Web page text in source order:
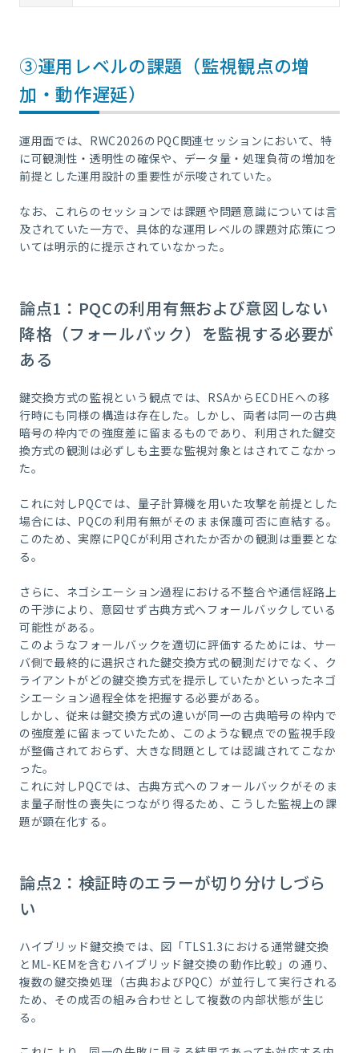
③運用レベルの課題（監視観点の増
加・動作遅延）
運用面では、RWC2026のPQC関連セッションにおいて、特
に可観測性・透明性の確保や、データ量・処理負荷の増加を
前提とした運用設計の重要性が示唆されていた。
なお、これらのセッションでは課題や問題意識については言
及されていた一方で、具体的な運用レベルの課題対応策につ
いては明示的に提示されていなかった。
論点1：PQCの利用有無および意図しない
降格（フォールバック）を監視する必要が
ある
鍵交換方式の監視という観点では、RSAからECDHEへの移
行時にも同様の構造は存在した。しかし、両者は同一の古典
暗号の枠内での強度差に留まるものであり、利用された鍵交
換方式の観測は必ずしも主要な監視対象とはされてこなかっ
た。
これに対しPQCでは、量子計算機を用いた攻撃を前提とした
場合には、PQCの利用有無がそのまま保護可否に直結する。
このため、実際にPQCが利用されたか否かの観測は重要とな
る。
さらに、ネゴシエーション過程における不整合や通信経路上
の干渉により、意図せず古典方式へフォールバックしている
可能性がある。
このようなフォールバックを適切に評価するためには、サー
バ側で最終的に選択された鍵交換方式の観測だけでなく、ク
ライアントがどの鍵交換方式を提示していたかといったネゴ
シエーション過程全体を把握する必要がある。
しかし、従来は鍵交換方式の違いが同一の古典暗号の枠内で
の強度差に留まっていたため、このような観点での監視手段
が整備されておらず、大きな問題としては認識されてこなか
った。
これに対しPQCでは、古典方式へのフォールバックがそのま
ま量子耐性の喪失につながり得るため、こうした監視上の課
題が顕在化する。
論点2：検証時のエラーが切り分けしづら
い
ハイブリッド鍵交換では、図「TLS1.3における通常鍵交換
とML-KEMを含むハイブリッド鍵交換の動作比較」の通り、
複数の鍵交換処理（古典およびPQC）が並行して実行される
ため、その成否の組み合わせとして複数の内部状態が生じ
る。